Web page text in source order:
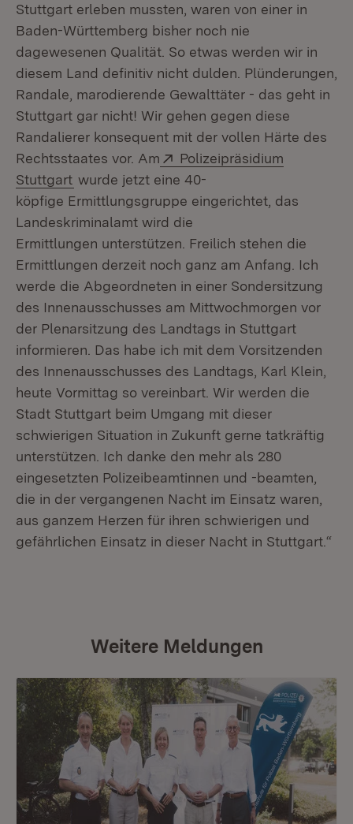
Stuttgart erleben mussten, waren von einer in
Baden-Württemberg bisher noch nie
dagewesenen Qualität. So etwas werden wir in
diesem Land definitiv nicht dulden. Plünderungen,
Randale, marodierende Gewalttäter - das geht in
Stuttgart gar nicht! Wir gehen gegen diese
Randalierer konsequent mit der vollen Härte des
Rechtsstaates vor. Am
Extern:
Polizeipräsidium
Stuttgart (Öffnet in neuem Fenster)
wurde jetzt eine 40-
köpfige Ermittlungsgruppe eingerichtet, das
Landeskriminalamt wird die
Ermittlungen unterstützen. Freilich stehen die
Ermittlungen derzeit noch ganz am Anfang. Ich
werde die Abgeordneten in einer Sondersitzung
des Innenausschusses am Mittwochmorgen vor
der Plenarsitzung des Landtags in Stuttgart
informieren. Das habe ich mit dem Vorsitzenden
des Innenausschusses des Landtags, Karl Klein,
heute Vormittag so vereinbart. Wir werden die
Stadt Stuttgart beim Umgang mit dieser
schwierigen Situation in Zukunft gerne tatkräftig
unterstützen. Ich danke den mehr als 280
eingesetzten Polizeibeamtinnen und -beamten,
die in der vergangenen Nacht im Einsatz waren,
aus ganzem Herzen für ihren schwierigen und
gefährlichen Einsatz in dieser Nacht in Stuttgart.“
Weitere Meldungen